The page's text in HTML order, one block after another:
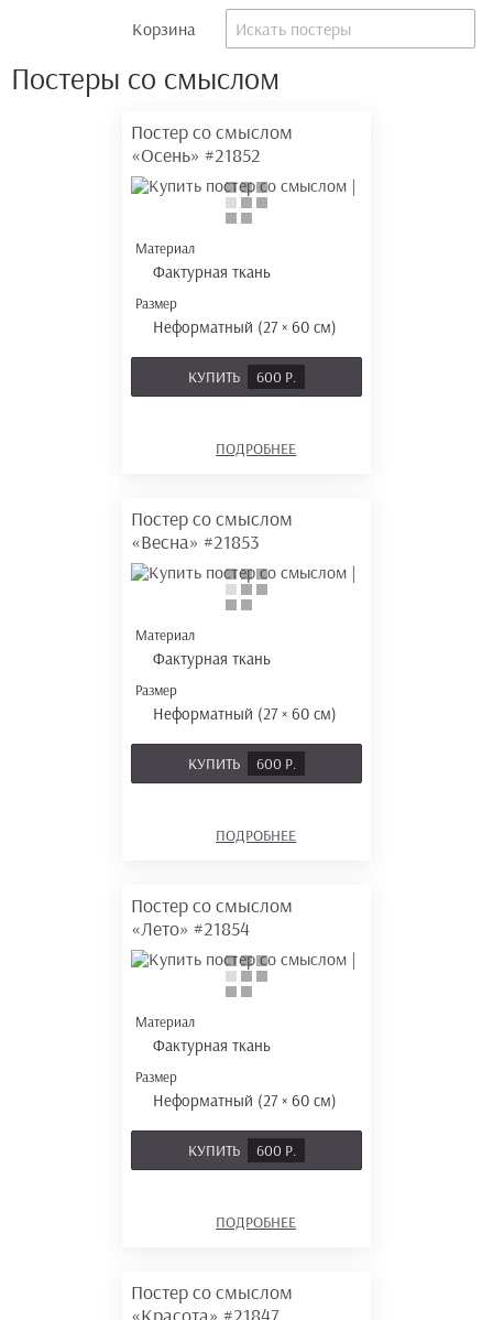
Корзина
Постеры со смыслом
Постер со смыслом
«Осень» #21852
Материал
Фактурная ткань
Размер
Неформатный (27 × 60 см)
КУПИТЬ 600 Р.
ПОДРОБНЕЕ
Постер со смыслом
«Весна» #21853
Материал
Фактурная ткань
Размер
Неформатный (27 × 60 см)
КУПИТЬ 600 Р.
ПОДРОБНЕЕ
Постер со смыслом
«Лето» #21854
Материал
Фактурная ткань
Размер
Неформатный (27 × 60 см)
КУПИТЬ 600 Р.
ПОДРОБНЕЕ
Постер со смыслом